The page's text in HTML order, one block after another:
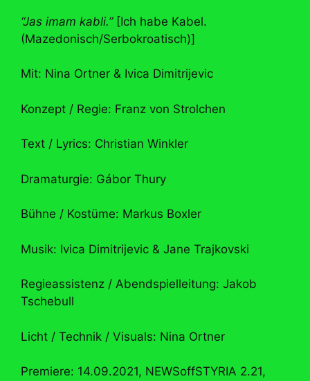
“Jas imam kabli.”[Ich habe Kabel.
(Mazedonisch/Serbokroatisch)]
Mit: Nina Ortner & Ivica Dimitrijevic
Konzept / Regie: Franz von Strolchen
Text / Lyrics: Christian Winkler
Dramaturgie: Gábor Thury
Bühne / Kostüme: Markus Boxler
Musik: Ivica Dimitrijevic & Jane Trajkovski
Regieassistenz / Abendspielleitung: Jakob
Tschebull
Licht / Technik / Visuals: Nina Ortner
Premiere: 14.09.2021, NEWSoffSTYRIA 2.21,